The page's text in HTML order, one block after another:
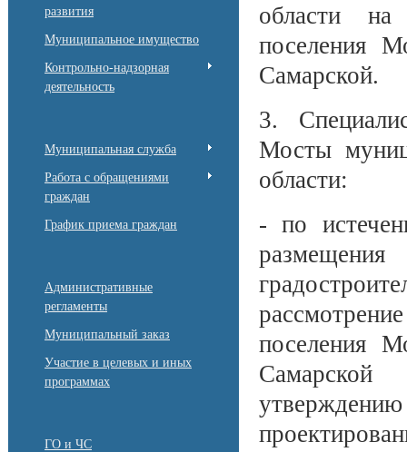
развития
Муниципальное имущество
Контрольно-надзорная
деятельность
Муниципальная служба
Работа с обращениями
граждан
График приема граждан
Административные
регламенты
Муниципальный заказ
Участие в целевых и иных
программах
ГО и ЧС
области на
поселения
Самарской.
3.
Мосты
области:
- по
поселения